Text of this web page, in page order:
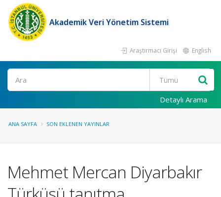
Akademik Veri Yönetim Sistemi
Araştırmacı Girişi English
Ara
Detaylı Arama
ANA SAYFA SON EKLENEN YAYINLAR
Mehmet Mercan Diyarbakır